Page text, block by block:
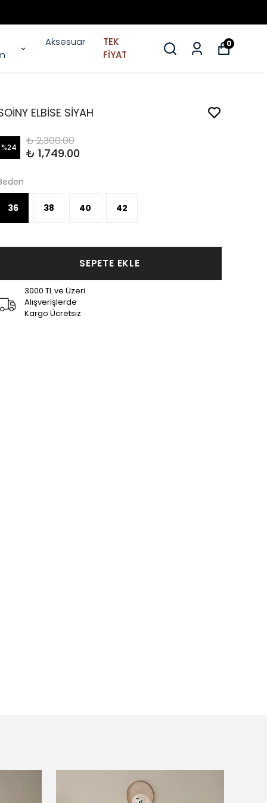
Aksesuar
TEK
FİYAT
0
ELBİSE SİYAH
%24 ₺ 2,300.00
₺ 1,749.00
36 38 40 42
SEPETE EKLE
3000 TL ve Üzeri
Alışverişlerde
Kargo Ücretsiz